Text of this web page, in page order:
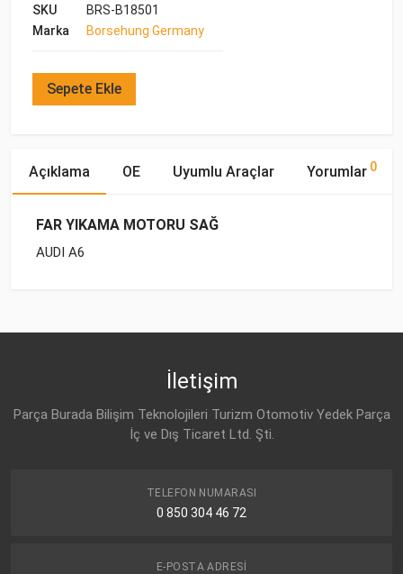
SKU
BRS-B18501
Marka
Borsehung Germany
Sepete Ekle
Açıklama OE Uyumlu Araçlar Yorumlar 0
FAR YIKAMA MOTORU SAĞ
AUDI A6
İletişim
Parça Burada Bilişim Teknolojileri Turizm Otomotiv Yedek Parça
İç ve Dış Ticaret Ltd. Şti.
TELEFON NUMARASI
0 850 304 46 72
E-POSTA ADRESI